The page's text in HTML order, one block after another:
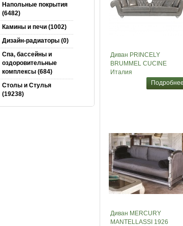
Напольные покрытия
(6482)
Камины и печи (1002)
Дизайн-радиаторы (0)
Спа, бассейны и
оздоровительные
комплексы (684)
Столы и Cтулья
(19238)
Диван PRINCELY
BRUMMEL CUCINE
Италия
Подробнее
Диван MERCURY
MANTELLASSI 1926